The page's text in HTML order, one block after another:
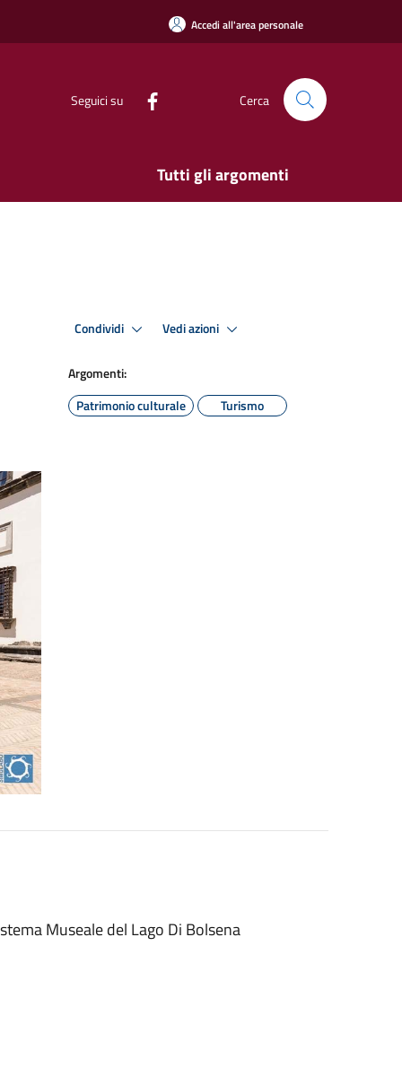
Accedi all'area personale
Seguici su Cerca
Tutti gli argomenti
Condividi Vedi azioni
Argomenti:
Patrimonio culturale
Turismo
Museale del Lago Di Bolsena